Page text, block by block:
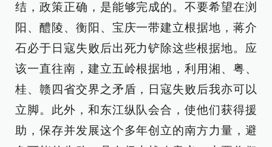
结，政策正确，是能够完成的。不要希望在浏
阳、醴陵、衡阳、宝庆一带建立根据地，蒋介
石必于日寇失败后出死力铲除这些根据地。应
该一直往南，建立五岭根据地，利用湘、粤、
桂、赣四省交界之矛盾，日寇失败后我亦可以
立脚。此外，和东江纵队会合，使他们获得援
助，保存并发展这个多年创立的南方力量，避